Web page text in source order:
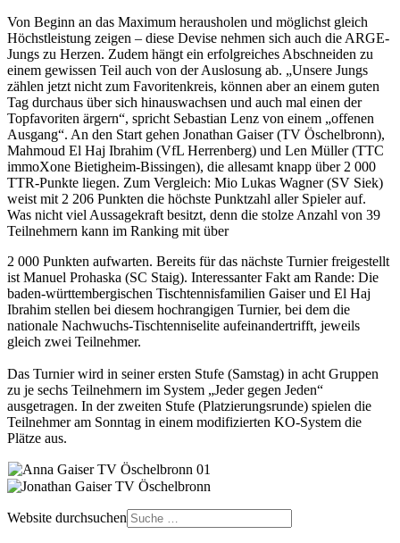
Von Beginn an das Maximum herausholen und möglichst gleich
Höchstleistung zeigen – diese Devise nehmen sich auch die ARGE-
Jungs zu Herzen. Zudem hängt ein erfolgreiches Abschneiden zu
einem gewissen Teil auch von der Auslosung ab. „Unsere Jungs
zählen jetzt nicht zum Favoritenkreis, können aber an einem guten
Tag durchaus über sich hinauswachsen und auch mal einen der
Topfavoriten ärgern“, spricht Sebastian Lenz von einem „offenen
Ausgang“. An den Start gehen Jonathan Gaiser (TV Öschelbronn),
Mahmoud El Haj Ibrahim (VfL Herrenberg) und Len Müller (TTC
immoXone Bietigheim-Bissingen), die allesamt knapp über 2 000
TTR-Punkte liegen. Zum Vergleich: Mio Lukas Wagner (SV Siek)
weist mit 2 206 Punkten die höchste Punktzahl aller Spieler auf.
Was nicht viel Aussagekraft besitzt, denn die stolze Anzahl von 39
Teilnehmern kann im Ranking mit über
2 000 Punkten aufwarten. Bereits für das nächste Turnier freigestellt
ist Manuel Prohaska (SC Staig). Interessanter Fakt am Rande: Die
baden-württembergischen Tischtennisfamilien Gaiser und El Haj
Ibrahim stellen bei diesem hochrangigen Turnier, bei dem die
nationale Nachwuchs-Tischtenniselite aufeinandertrifft, jeweils
gleich zwei Teilnehmer.
Das Turnier wird in seiner ersten Stufe (Samstag) in acht Gruppen
zu je sechs Teilnehmern im System „Jeder gegen Jeden“
ausgetragen. In der zweiten Stufe (Platzierungsrunde) spielen die
Teilnehmer am Sonntag in einem modifizierten KO-System die
Plätze aus.
Website durchsuchen